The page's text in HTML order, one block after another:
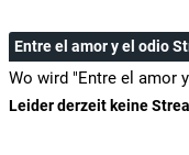
Entre el amor y el odio
Wo wird "Entre el amor
Leider derzeit keine